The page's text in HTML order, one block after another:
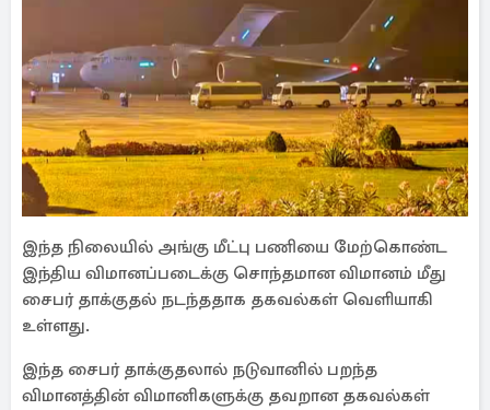
இந்த நிலையில் அங்கு மீட்பு பணியை மேற்கொண்ட
இந்திய விமானப்படைக்கு சொந்தமான விமானம் மீது
சைபர் தாக்குதல் நடந்ததாக தகவல்கள் வெளியாகி
உள்ளது.
இந்த சைபர் தாக்குதலால் நடுவானில் பறந்த
விமானத்தின் விமானிகளுக்கு தவறான தகவல்கள்